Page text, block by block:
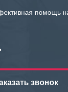
помощь
звонок